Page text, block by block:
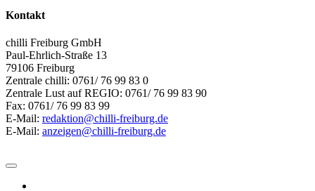
Kontakt
chilli Freiburg GmbH
Paul-Ehrlich-Straße 13
79106 Freiburg
Zentrale chilli: 0761/ 76 99 83 0
Zentrale Lust auf REGIO: 0761/ 76 99 83 90
Fax: 0761/ 76 99 83 99
E-Mail: redaktion@chilli-freiburg.de
E-Mail: anzeigen@chilli-freiburg.de